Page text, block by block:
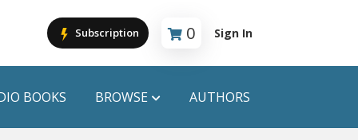
Subscription 0
Cart is empty
Sign In
BOOKS BROWSE AUTHORS